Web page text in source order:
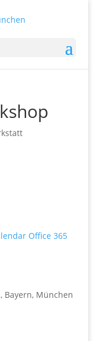
Office 365
Bayern, München